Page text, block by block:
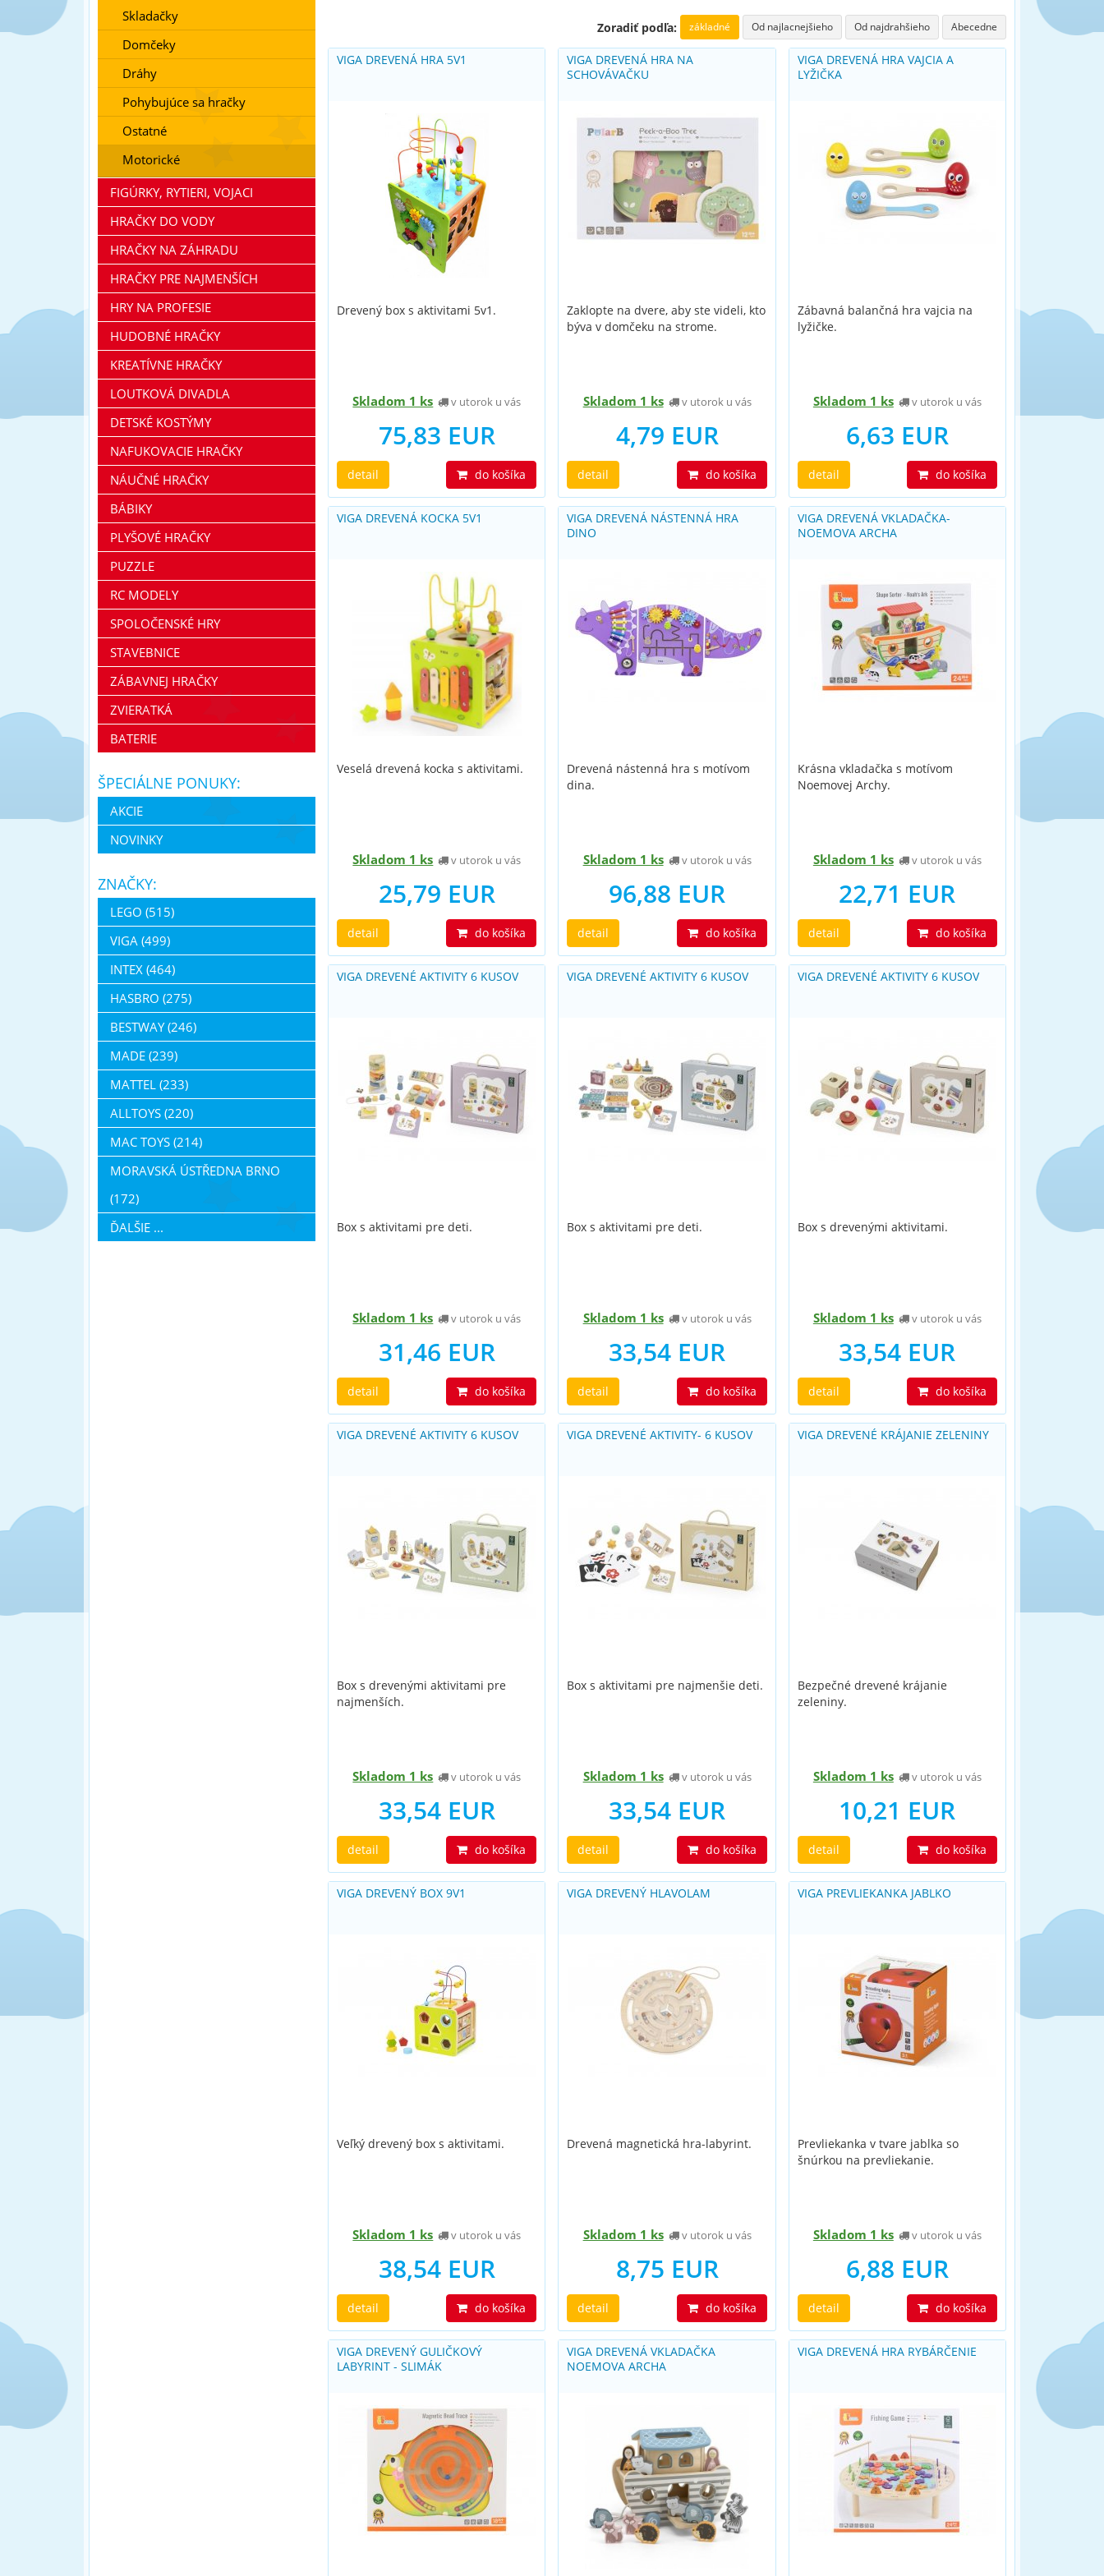
Zoradiť podľa: základné Od najlacnejšieho Od najdrahšieho Abecedne
VIGA DREVENÁ HRA 5V1
Drevený box s aktivitami 5v1.
Skladom 1 ks v utorok u vás
75,83 EUR
detail do košíka
VIGA DREVENÁ HRA NA
SCHOVÁVAČKU
Zaklopte na dvere, aby ste videli, kto
býva v domčeku na strome.
Skladom 1 ks v utorok u vás
4,79 EUR
detail do košíka
VIGA DREVENÁ HRA VAJCIA A
LYŽIČKA
Zábavná balančná hra vajcia na
lyžičke.
Skladom 1 ks v utorok u vás
6,63 EUR
detail do košíka
VIGA DREVENÁ KOCKA 5V1
Veselá drevená kocka s aktivitami.
Skladom 1 ks v utorok u vás
25,79 EUR
detail do košíka
VIGA DREVENÁ NÁSTENNÁ HRA
DINO
Drevená nástenná hra s motívom
dina.
Skladom 1 ks v utorok u vás
96,88 EUR
detail do košíka
VIGA DREVENÁ VKLADAČKA-
NOEMOVA ARCHA
Krásna vkladačka s motívom
Noemovej Archy.
Skladom 1 ks v utorok u vás
22,71 EUR
detail do košíka
VIGA DREVENÉ AKTIVITY 6 KUSOV
Box s aktivitami pre deti.
Skladom 1 ks v utorok u vás
31,46 EUR
detail do košíka
VIGA DREVENÉ AKTIVITY 6 KUSOV
Box s aktivitami pre deti.
Skladom 1 ks v utorok u vás
33,54 EUR
detail do košíka
VIGA DREVENÉ AKTIVITY 6 KUSOV
Box s drevenými aktivitami.
Skladom 1 ks v utorok u vás
33,54 EUR
detail do košíka
VIGA DREVENÉ AKTIVITY 6 KUSOV
Box s drevenými aktivitami pre
najmenších.
Skladom 1 ks v utorok u vás
33,54 EUR
detail do košíka
VIGA DREVENÉ AKTIVITY- 6 KUSOV
Box s aktivitami pre najmenšie deti.
Skladom 1 ks v utorok u vás
33,54 EUR
detail do košíka
VIGA DREVENÉ KRÁJANIE ZELENINY
Bezpečné drevené krájanie
zeleniny.
Skladom 1 ks v utorok u vás
10,21 EUR
detail do košíka
VIGA DREVENÝ BOX 9V1
Veľký drevený box s aktivitami.
Skladom 1 ks v utorok u vás
38,54 EUR
detail do košíka
VIGA DREVENÝ HLAVOLAM
Drevená magnetická hra-labyrint.
Skladom 1 ks v utorok u vás
8,75 EUR
detail do košíka
VIGA PREVLIEKANKA JABLKO
Prevliekanka v tvare jablka so
šnúrkou na prevliekanie.
Skladom 1 ks v utorok u vás
6,88 EUR
detail do košíka
VIGA DREVENÝ GULIČKOVÝ
LABYRINT - SLIMÁK
VIGA DREVENÁ VKLADAČKA
NOEMOVA ARCHA
VIGA DREVENÁ HRA RYBÁRČENIE
Skladačky
Domčeky
Dráhy
Pohybujúce sa hračky
Ostatné
Motorické
FIGÚRKY, RYTIERI, VOJACI
HRAČKY DO VODY
HRAČKY NA ZÁHRADU
HRAČKY PRE NAJMENŠÍCH
HRY NA PROFESIE
HUDOBNÉ HRAČKY
KREATÍVNE HRAČKY
LOUTKOVÁ DIVADLA
DETSKÉ KOSTÝMY
NAFUKOVACIE HRAČKY
NÁUČNÉ HRAČKY
BÁBIKY
PLYŠOVÉ HRAČKY
PUZZLE
RC MODELY
SPOLOČENSKÉ HRY
STAVEBNICE
ZÁBAVNEJ HRAČKY
ZVIERATKÁ
BATERIE
ŠPECIÁLNE PONUKY:
AKCIE
NOVINKY
ZNAČKY:
LEGO (515)
VIGA (499)
INTEX (464)
HASBRO (275)
BESTWAY (246)
MADE (239)
MATTEL (233)
ALLTOYS (220)
MAC TOYS (214)
MORAVSKÁ ÚSTŘEDNA BRNO
(172)
ĎALŠIE ...